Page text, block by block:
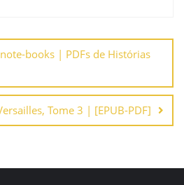
books | PDFs de Histórias
Tome 3 | [EPUB-PDF]